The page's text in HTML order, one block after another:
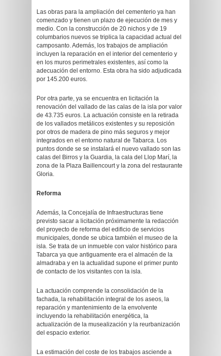
Las obras para la ampliación del cementerio ya han
comenzado y tienen un plazo de ejecución de mes y
medio. Con la construcción de 20 nichos y de 19
columbarios nuevos se triplica la capacidad actual del
camposanto. Además, los trabajos de ampliación
incluyen la reparación en el interior del cementerio y
en los muros perimetrales existentes, así como la
adecuación del entorno. Esta obra ha sido adjudicada
por 145.200 euros.
Por otra parte, ya se encuentra en licitación la
renovación del vallado de las calas de la isla por valor
de 43.735 euros. La actuación consiste en la retirada
de los vallados metálicos existentes y su reposición
por otros de madera de pino más seguros y mejor
integrados en el entorno natural de Tabarca. Los
puntos donde se se instalará el nuevo vallado son las
calas del Birros y la Guardia, la cala del Llop Marí, la
zona de la Plaza Baillencourt y la zona del restaurante
Gloria.
Reforma
Además, la Concejalía de Infraestructuras tiene
previsto sacar a licitación próximamente la redacción
del proyecto de reforma del edificio de servicios
municipales, donde se ubica también el museo de la
isla. Se trata de un inmueble con valor histórico para
Tabarca ya que antiguamente era el almacén de la
almadraba y en la actualidad supone el primer punto
de contacto de los visitantes con la isla.
La actuación comprende la consolidación de la
fachada, la rehabilitación integral de los aseos, la
reparación y mantenimiento de la envolvente
incluyendo la rehabilitación energética, la
actualización de la musealización y la reurbanización
del espacio exterior.
La estimación del coste de los trabajos asciende a